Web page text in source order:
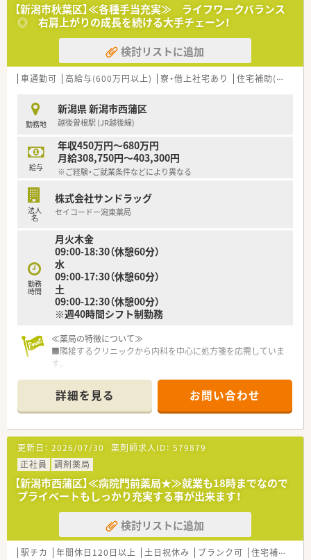
【新潟市秋葉区】≪各種手当充実≫ ライフワークバランス
◎ 右肩上がりの成長を続ける大手チェーン！
検討リストに追加
車通勤可 高給与(600万円以上) 寮・借上社宅あり 住宅補助(手当)あり
勤務地
新潟県 新潟市西蒲区
越後曽根駅 (JR越後線)
給与
年収450万円～680万円
月給308,750円～403,300円
※ご経験・ご就業条件などにより異なる
法人
名
株式会社サンドラッグ
セイコードー潟東薬局
勤務
時間
月火木金
09:00-18:30（休憩60分）
水
09:00-17:30（休憩60分）
土
09:00-12:30（休憩00分）
※週40時間シフト制勤務
≪薬局の特徴について≫
■隣接するクリニックから内科を中心に処方箋を応需していま
す。
■薬剤師は2名在籍しており、男性1名・女性1名で構成されてい
ます。事務も2名おり全員で協力して店舗運営を行っています。
■音声で薬歴入力が出来る設備を導入しており効率良く働ける
環境を整えています。
■巻駅から車で15分程度の場所にあり、近隣にはイオン等の商
業施設があるので、勤務後に買い物が出来るなど便利です。
≪こんな企業です≫
■全国に800を超える店舗展開をする大手チェーン企業です。
■直近15年で売上高4倍、経常利益も3倍以上と右肩上がりの成
長を続けており、経営面でも安定しています。
■調剤併設のドラッグストア、病院門前やクリニックモール併
設、駅前型や郊外型店舗など様々な店舗のスタイルが安定・成長・
高収益に繋がっています。
詳細を見る お問い合わせ
更新日： 2026/07/30 薬剤師求人ID： 579879
正社員
調剤薬局
【新潟市西蒲区】≪病院門前薬局★≫就業も18時までなので
プライベートもしっかり充実する事が出来ます！
検討リストに追加
駅チカ 年間休日120日以上 土日祝休み ブランク可 住宅補助(手当)あり